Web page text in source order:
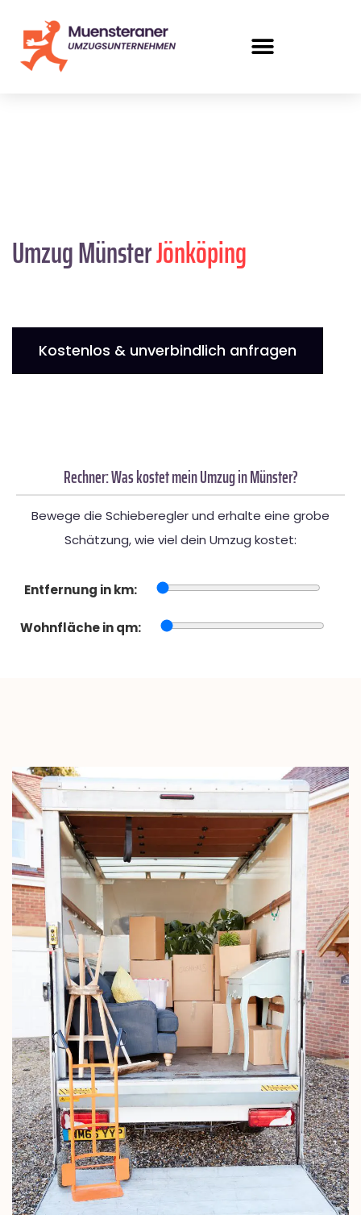
Umzug MünsterJönköping
Kostenlos & unverbindlich anfragen
Rechner: Was kostet mein Umzug in Münster?
Bewege die Schieberegler und erhalte eine grobe
Schätzung, wie viel dein Umzug kostet:
Entfernung in km:
Wohnfläche in qm: